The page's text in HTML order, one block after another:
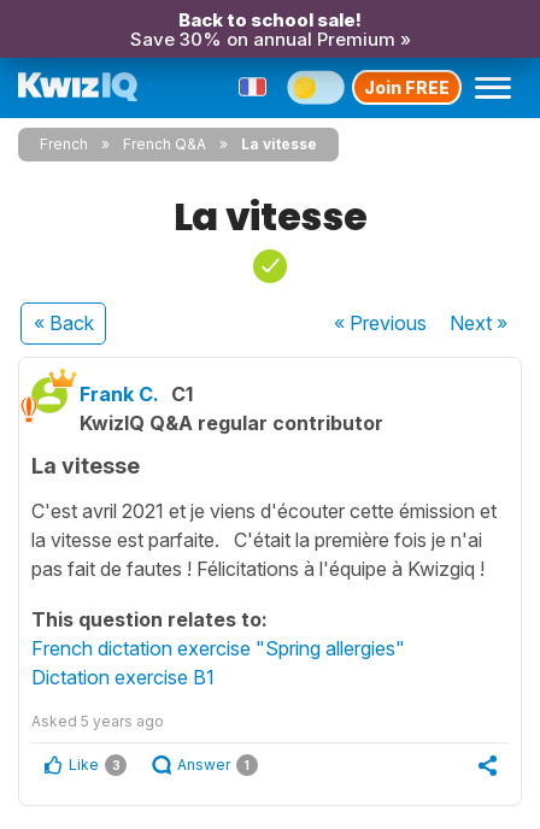
Back to school sale!
Save 30% on annual Premium »
Join FREE
French French Q&A La vitesse
La vitesse
« Back « Previous Next»
Frank C. C1
KwizIQ Q&A regular contributor
La vitesse
C'est avril 2021 et je viens d'écouter cette émission et
la vitesse est parfaite. C'était la première fois je n'ai
pas fait de fautes ! Félicitations à l'équipe à Kwizgiq !
This question relates to:
French dictation exercise "Spring allergies"
Dictation exercise B1
Asked 5 years ago
Like 3 Answer 1